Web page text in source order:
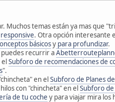
Muchos temas están ya mas que
responsive. Otra opción interesante
básicosy para profundizar.
recurrir a
elSubforo de recomendaciones de
".
en elSubforo de Planes
con "chincheta" en elSubforo
de tu coche y para viajar mira los